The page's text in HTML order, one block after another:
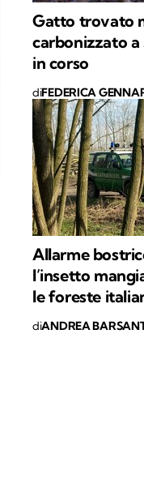
Gatto trovato
carbonizzato a
in corso
diFEDERICA
Allarme
l’insetto
le foreste
diANDREA